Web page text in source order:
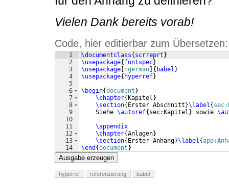
Vielen Dank bereits vorab!
Code, hier editierbar zum Übersetzen:
1
2
3
4
5
6
7
8
9
10
11
12
13
14
\documentclass{ scrreprt }
\usepackage{ fontspec}
\usepackage ngerman { babel }
\usepackage{ hyperref}
\begin{document }
\chapter{ Kapitel }
\section{ Erster Abschnitt }\label{
    Siehe
\autoref{ sec:Kapitel } sowie
\appendix
\chapter{Anlagen}
\section{ Erster Anhang}\label{
\end {document }
Ausgabe erzeugen
hyperref referenzierung babel